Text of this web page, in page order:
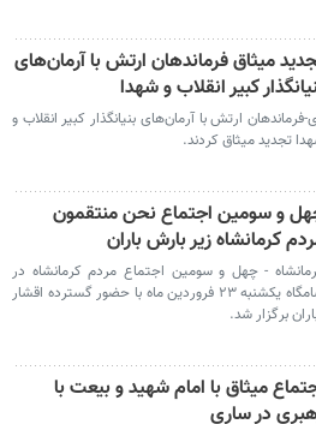
میثاق فرماندهان ارتش با آرمان‌های
کبیر انقلاب و شهدا
فرماندهان ارتش با آرمان‌های بنیانگذار کبیر انقلاب و
تجدید میثاق کردند.
و سومین اجتماع نحن منتقمون
کرمانشاه زیر بارش باران
- چهل و سومین اجتماع مردم کرمانشاه در
شامگاه یکشنبه ۲۳ فروردین ماه با حضور گسترده اقشار
برگزار شد.
میثاق با امام شهید و بیعت با
در ساری